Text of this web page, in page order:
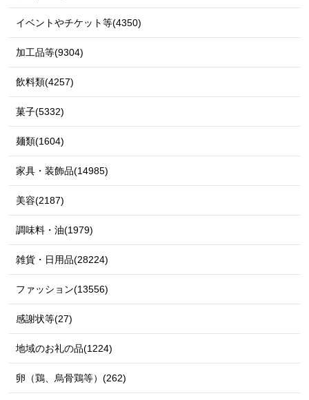
イベントやチケット等(4350)
加工品等(9304)
飲料類(4257)
菓子(5332)
麺類(1604)
家具・装飾品(14985)
美容(2187)
調味料・油(1979)
雑貨・日用品(28224)
ファッション(13556)
感謝状等(27)
地域のお礼の品(1224)
卵（鶏、烏骨鶏等）(262)